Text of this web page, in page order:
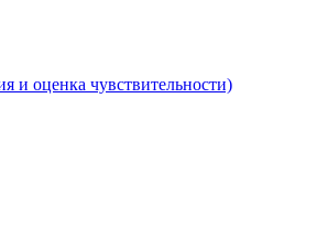
и оценка чувствительности)